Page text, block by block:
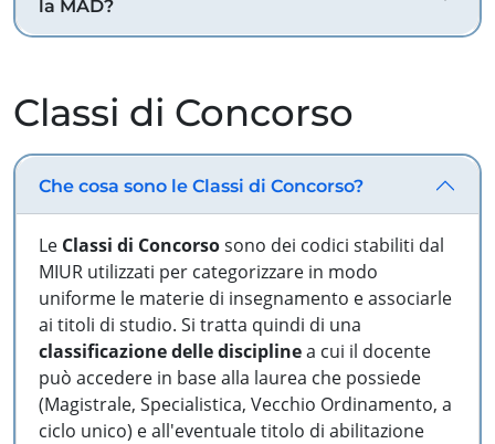
la MAD?
Classi di Concorso
Che cosa sono le Classi di Concorso?
Le Classi di Concorsosono dei codici stabiliti dal
MIUR utilizzati per categorizzare in modo
uniforme le materie di insegnamento e associarle
ai titoli di studio. Si tratta quindi di una
classificazione delle disciplinea cui il docente
può accedere in base alla laurea che possiede
(Magistrale, Specialistica, Vecchio Ordinamento, a
ciclo unico) e all'eventuale titolo di abilitazione